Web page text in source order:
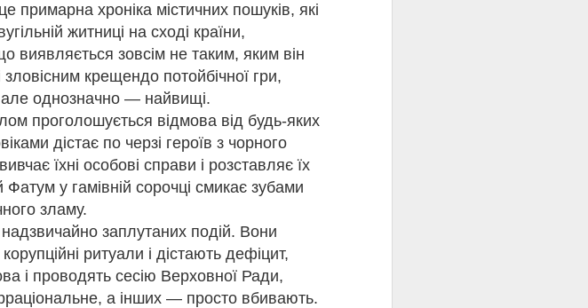
хроніка містичних пошуків, які
житниці на сході країни,
виявляється зовсім не таким, яким він
крещендо потойбічної гри,
але однозначно — найвищі.
проголошується відмова від будь-яких
дістає по черзі героїв з чорного
їхні особові справи і розставляє їх
у гамівній сорочці смикає зубами
зламу.
заплутаних подій. Вони
ритуали і дістають дефіцит,
і проводять сесію Верховної Ради,
а інших — просто вбивають.
ПРОЧИТАЙ.КНИГОЗБІРНЯ 🍟
спроба заглянути у творчу лабораторію
другої половини ХХ століття. Твір емоційно важкий,
й людяності - власне, найважливіших ціннісних
в роки "великої відлиги" і для кого реалії "доби
як для творчості, так і для життя.